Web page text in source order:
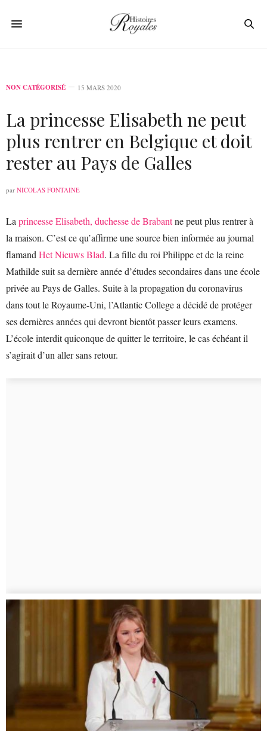
NON CATÉGORISÉ 15 MARS 2020
La princesse Elisabeth ne peut
plus rentrer en Belgique et doit
rester au Pays de Galles
par NICOLAS FONTAINE
La princesse Elisabeth, duchesse de Brabantne peut plus rentrer à
la maison. C’est ce qu’affirme une source bien informée au journal
flamand Het Nieuws Blad. La fille du roi Philippe et de la reine
Mathilde suit sa dernière année d’études secondaires dans une école
privée au Pays de Galles. Suite à la propagation du coronavirus
dans tout le Royaume-Uni, l’Atlantic College a décidé de protéger
ses dernières années qui devront bientôt passer leurs examens.
L’école interdit quiconque de quitter le territoire, le cas échéant il
s’agirait d’un aller sans retour.